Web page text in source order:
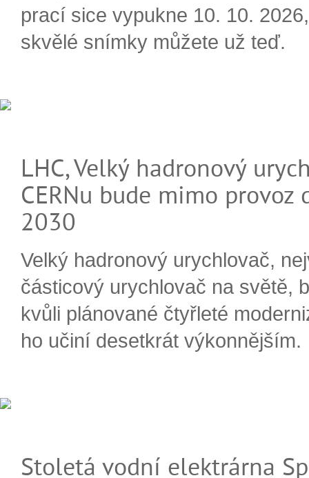
prací sice vypukne 10. 10.
skvělé snímky můžete už teď.
LHC, Velký hadronový
CERNu bude mimo provoz
2030
Velký hadronový urychlovač,
částicový urychlovač na světě,
kvůli plánované čtyřleté
ho učiní desetkrát výkonnějším.
Stoletá vodní elektrárna